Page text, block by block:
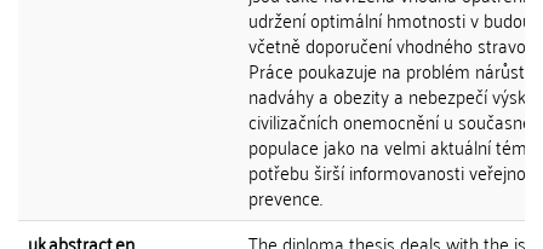
udržení optimální hmotnosti v
včetně doporučení vhodného
Práce poukazuje na problém nárůstu
nadváhy a obezity a nebezpečí
civilizačních onemocnění u současné
populace jako na velmi aktuální
potřebu širší informovanosti
prevence.